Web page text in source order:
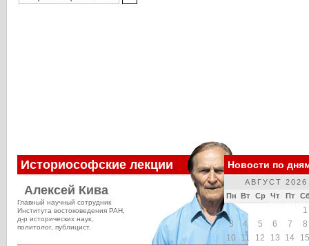
Историософские лекции
Алексей Кива
Главный научный сотрудник
Института востоковедения РАН,
д-р исторических наук,
политолог, публицист.
Новости по
АВГУСТ 2026
Пн Вт Ср Чт Пт
1
3
4 5 6 7
8
10
11 12 13 14
15